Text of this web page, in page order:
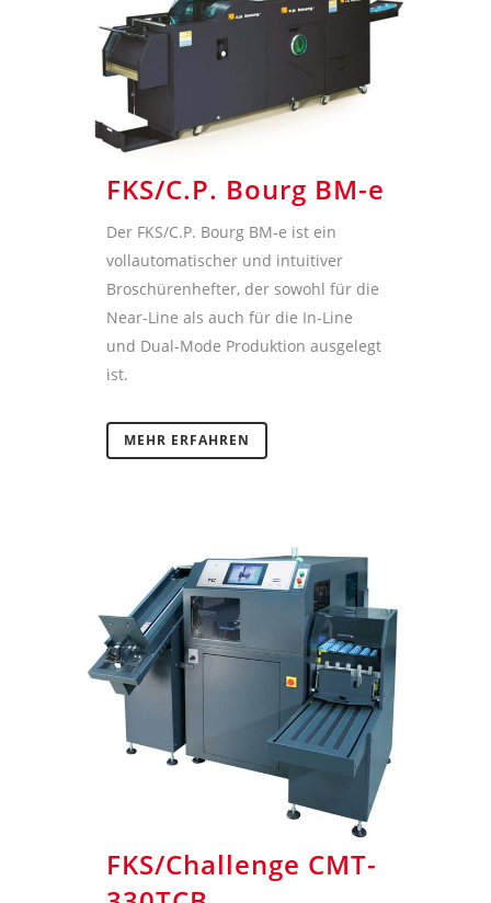
FKS/C.P. Bourg BM-e
Der FKS/C.P. Bourg BM-e ist ein
vollautomatischer und intuitiver
Broschürenhefter, der sowohl für die
Near-Line als auch für die In-Line
und Dual-Mode Produktion ausgelegt
ist.
MEHR ERFAHREN
FKS/Challenge CMT-